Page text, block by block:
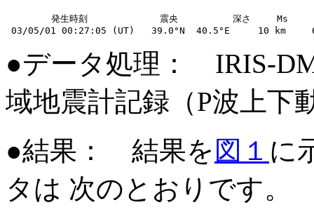
発生時刻　　　        震央　　　　　　深さ　   Ms
●データ処理： IRIS-
域地震計記録（P波上下
●結果： 結果を 図１ に
タは 次のとおりです。